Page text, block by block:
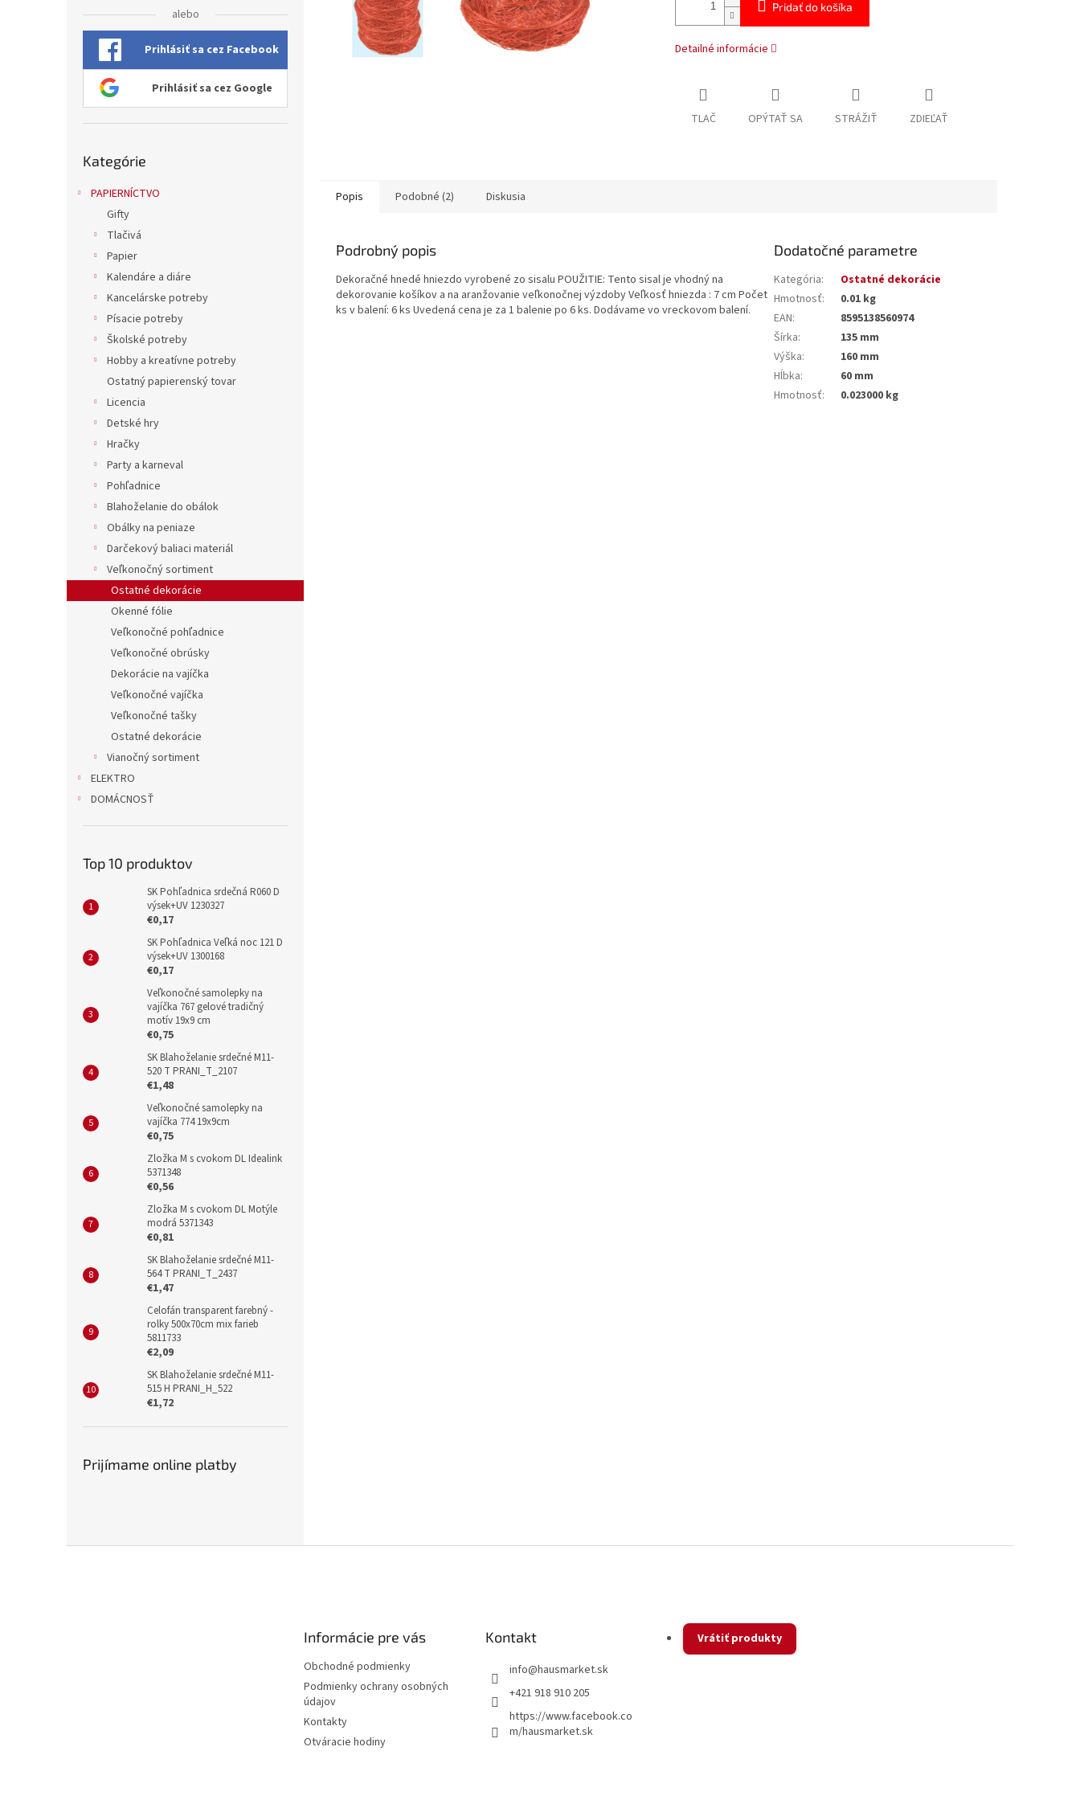
alebo
Prihlásiť sa cez Facebook
Prihlásiť sa cez Google
kategórie
Kategórie
PAPIERNÍCTVO
Gifty
Tlačivá
Papier
Kalendáre a diáre
Kancelárske potreby
Písacie potreby
Školské potreby
Hobby a kreatívne potreby
Ostatný papierenský tovar
Licencia
Detské hry
Hračky
Party a karneval
Pohľadnice
Blahoželanie do obálok
Obálky na peniaze
Darčekový baliaci materiál
Veľkonočný sortiment
Ostatné dekorácie
Okenné fólie
Veľkonočné pohľadnice
Veľkonočné obrúsky
Dekorácie na vajíčka
Veľkonočné vajíčka
Veľkonočné tašky
Ostatné dekorácie
Vianočný sortiment
ELEKTRO
DOMÁCNOSŤ
Top 10 produktov
SK Pohľadnica srdečná R060 D
výsek+UV 1230327
€0,17
SK Pohľadnica Veľká noc 121 D
výsek+UV 1300168
€0,17
Veľkonočné samolepky na
vajíčka 767 gelové tradičný
motív 19x9 cm
€0,75
SK Blahoželanie srdečné M11-
520 T PRANI_T_2107
€1,48
Veľkonočné samolepky na
vajíčka 774 19x9cm
€0,75
Zložka M s cvokom DL Idealink
5371348
€0,56
Zložka M s cvokom DL Motýle
modrá 5371343
€0,81
SK Blahoželanie srdečné M11-
564 T PRANI_T_2437
€1,47
Celofán transparent farebný -
rolky 500x70cm mix farieb
5811733
€2,09
SK Blahoželanie srdečné M11-
515 H PRANI_H_522
€1,72
Prijímame online platby
Pridať do košíka
Detailné informácie
TLAČ OPÝTAŤ SA STRÁŽIŤ ZDIEĽAŤ
Popis Podobné (2) Diskusia
Podrobný popis
Dekoračné hnedé hniezdo vyrobené zo sisalu POUŽITIE: Tento sisal je vhodný na
dekorovanie košíkov a na aranžovanie veľkonočnej výzdoby Veľkosť hniezda : 7 cm Počet
ks v balení: 6 ks Uvedená cena je za 1 balenie po 6 ks. Dodávame vo vreckovom balení.
Dodatočné parametre
Kategória:
Ostatné dekorácie
Hmotnosť:
0.01 kg
EAN:
8595138560974
Šírka:
135 mm
Výška:
160 mm
Hĺbka:
60 mm
Hmotnosť: 0.023000 kg
Informácie pre vás
Obchodné podmienky
Podmienky ochrany osobných
údajov
Kontakty
Otváracie hodiny
Kontakt
info@hausmarket.sk
+421 918 910 205
https://www.facebook.co
m/hausmarket.sk
Vrátiť produkty